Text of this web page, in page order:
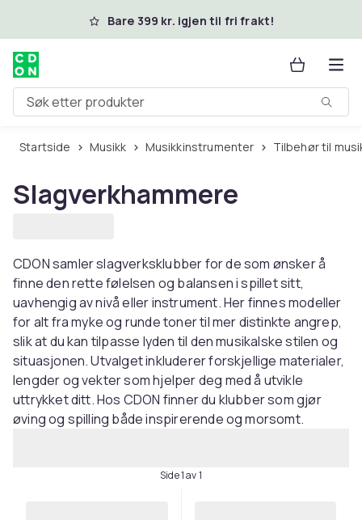
Hopp til hovedinnholdBare 399 kr. igjen til fri frakt!
Søk etter produkter
Startside Musikk Musikkinstrumenter Tilbehør til
Slagverkhammere
CDON samler slagverksklubber for de som ønsker å
finne den rette følelsen og balansen i spillet sitt,
uavhengig av nivå eller instrument. Her finnes modeller
for alt fra myke og runde toner til mer distinkte angrep,
slik at du kan tilpasse lyden til den musikalske stilen og
situasjonen. Utvalget inkluderer forskjellige materialer,
lengder og vekter som hjelper deg med å utvikle
uttrykket ditt. Hos CDON finner du klubber som gjør
øving og spilling både inspirerende og morsomt.
Side 1 av 1